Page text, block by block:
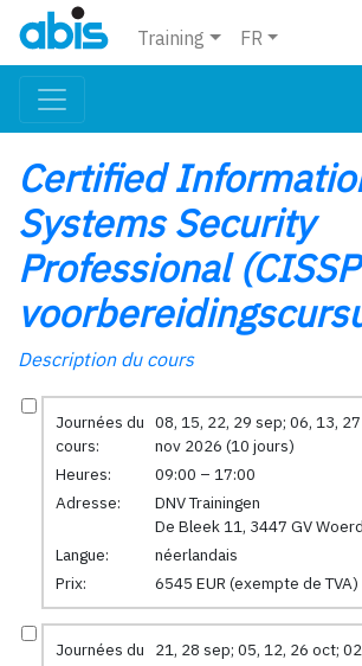
Training FR
Certified
Systems Security
Professional
Description du cours
Journées du
cours:
08, 15, 22, 29 sep; 06, 13,
nov 2026 (10 jours)
Heures:
09:00 – 17:00
Adresse:
DNV Trainingen
De Bleek 11, 3447 GV
Langue:
néerlandais
Prix:
6545 EUR (exempte de TVA)
Journées du
21, 28 sep; 05, 12, 26 oct;